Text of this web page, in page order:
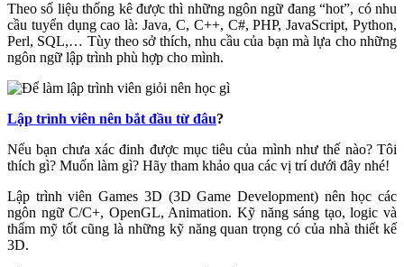
Theo số liệu thống kê được thì những ngôn ngữ đang “hot”, có nhu
cầu tuyển dụng cao là: Java, C, C++, C#, PHP, JavaScript, Python,
Perl, SQL,… Tùy theo sở thích, nhu cầu của bạn mà lựa cho những
ngôn ngữ lập trình phù hợp cho mình.
Lập trình viên nên bắt đầu từ đâu?
Nếu bạn chưa xác đinh được mục tiêu của mình như thế nào? Tôi
thích gì? Muốn làm gì? Hãy tham khảo qua các vị trí dưới đây nhé!
Lập trình viên Games 3D (3D Game Development) nên học các
ngôn ngữ C/C+, OpenGL, Animation. Kỹ năng sáng tạo, logic và
thẩm mỹ tốt cũng là những kỹ năng quan trọng có của nhà thiết kế
3D.